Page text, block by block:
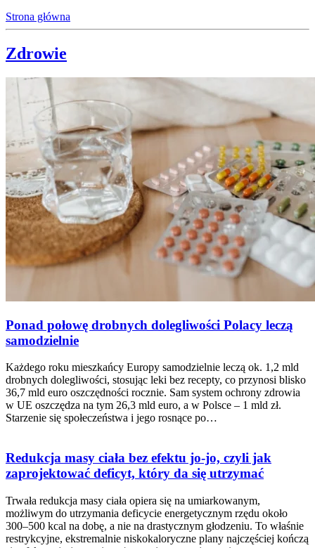
Strona główna
Zdrowie
Ponad połowę drobnych dolegliwości Polacy leczą
samodzielnie
Każdego roku mieszkańcy Europy samodzielnie leczą ok. 1,2 mld
drobnych dolegliwości, stosując leki bez recepty, co przynosi blisko
36,7 mld euro oszczędności rocznie. Sam system ochrony zdrowia
w UE oszczędza na tym 26,3 mld euro, a w Polsce – 1 mld zł.
Starzenie się społeczeństwa i jego rosnące po…
Redukcja masy ciała bez efektu jo-jo, czyli jak
zaprojektować deficyt, który da się utrzymać
Trwała redukcja masy ciała opiera się na umiarkowanym,
możliwym do utrzymania deficycie energetycznym rzędu około
300–500 kcal na dobę, a nie na drastycznym głodzeniu. To właśnie
restrykcyjne, ekstremalnie niskokaloryczne plany najczęściej kończą